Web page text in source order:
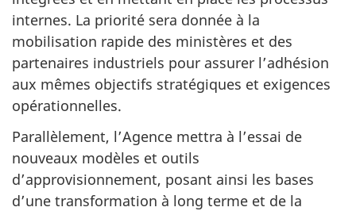
internes. La priorité sera donnée à la
mobilisation rapide des ministères et des
partenaires industriels pour assurer l’adhésion
aux mêmes objectifs stratégiques et exigences
opérationnelles.
Parallèlement, l’Agence mettra à l’essai de
nouveaux modèles et outils
d’approvisionnement, posant ainsi les bases
d’une transformation à long terme et de la